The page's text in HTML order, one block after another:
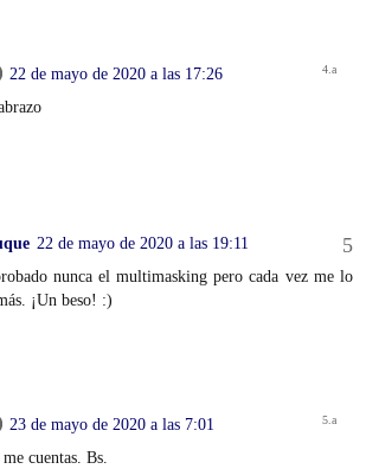
22 de mayo de 2020 a las 17:26
22 de mayo de 2020 a las 19:11
nunca el multimasking pero cada vez me lo
¡Un beso! :)
23 de mayo de 2020 a las 7:01
cuentas. Bs.